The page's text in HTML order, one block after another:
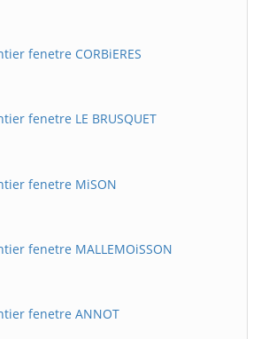
fenetre CORBiERES
fenetre LE BRUSQUET
fenetre MiSON
fenetre MALLEMOiSSON
fenetre ANNOT